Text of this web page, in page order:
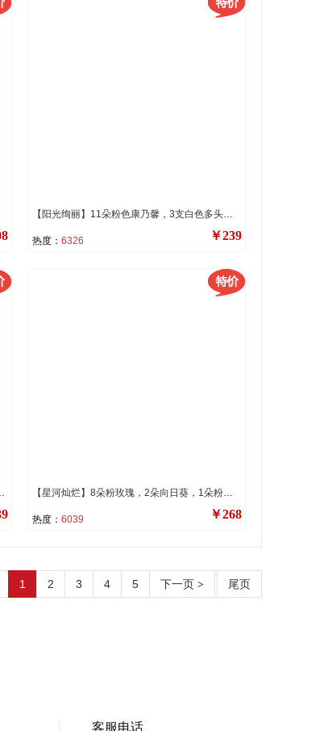
【阳光绚丽】11朵粉色康乃馨，3支白色多头香水百合，满天星，黄莺装饰。
热度： 6326 ￥239
非应季则替换为其他配花来保证花束效果） 【星河灿烂】8朵粉玫瑰，2朵向日葵，1朵粉色弗朗花，3支洋桔梗，1条灯带，搭配洋甘菊，多头粉康，尤加利叶装饰（多头粉康为季节性花材，若不应季，则用粉弗朗和洋桔梗代替以保证花束效果）。
热度： 6039 ￥268
1 2 3 4 5 下一页 > 尾页
客服电话